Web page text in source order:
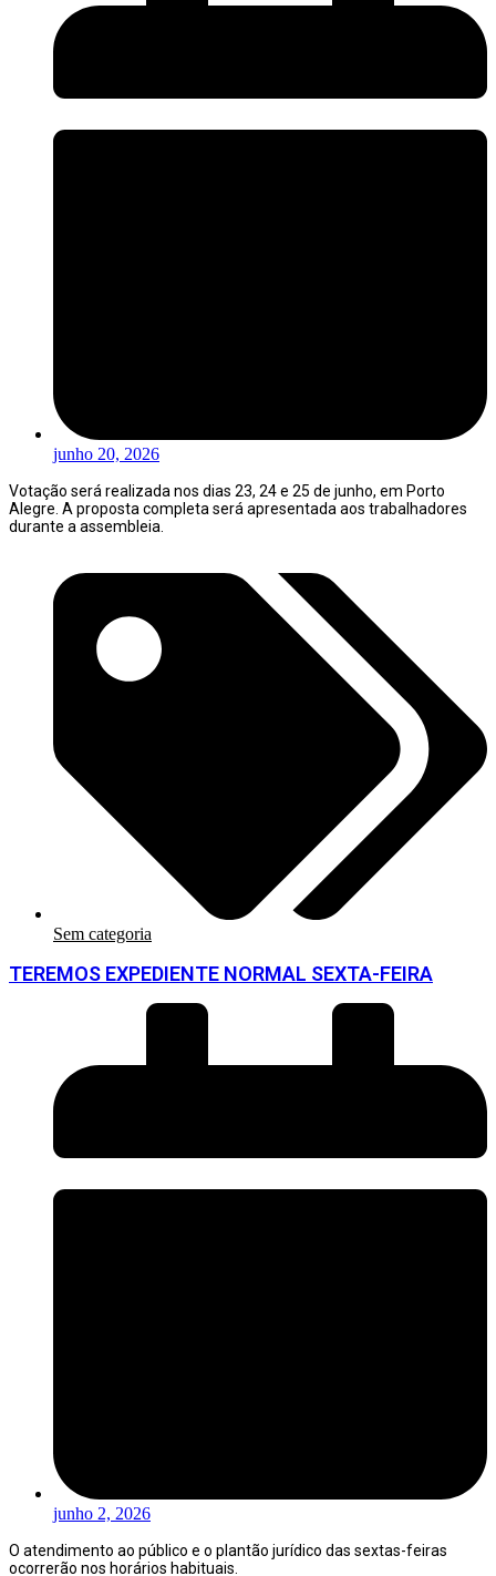
junho 20, 2026
Votação será realizada nos dias 23, 24 e 25 de junho, em Porto
Alegre. A proposta completa será apresentada aos trabalhadores
durante a assembleia.
Sem categoria
TEREMOS EXPEDIENTE NORMAL SEXTA-FEIRA
junho 2, 2026
O atendimento ao público e o plantão jurídico das sextas-feiras
ocorrerão nos horários habituais.